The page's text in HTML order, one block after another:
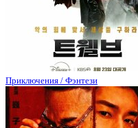
Приключения / Фэнтези